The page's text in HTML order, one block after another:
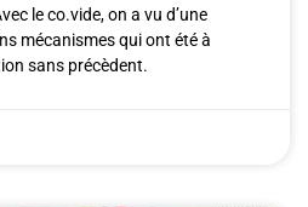
le co.vide, on a vu d’une
mécanismes qui ont été à
sans précèdent.